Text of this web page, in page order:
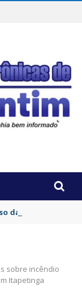
da Polícia Civil da
sobre incêndio
Itapetinga